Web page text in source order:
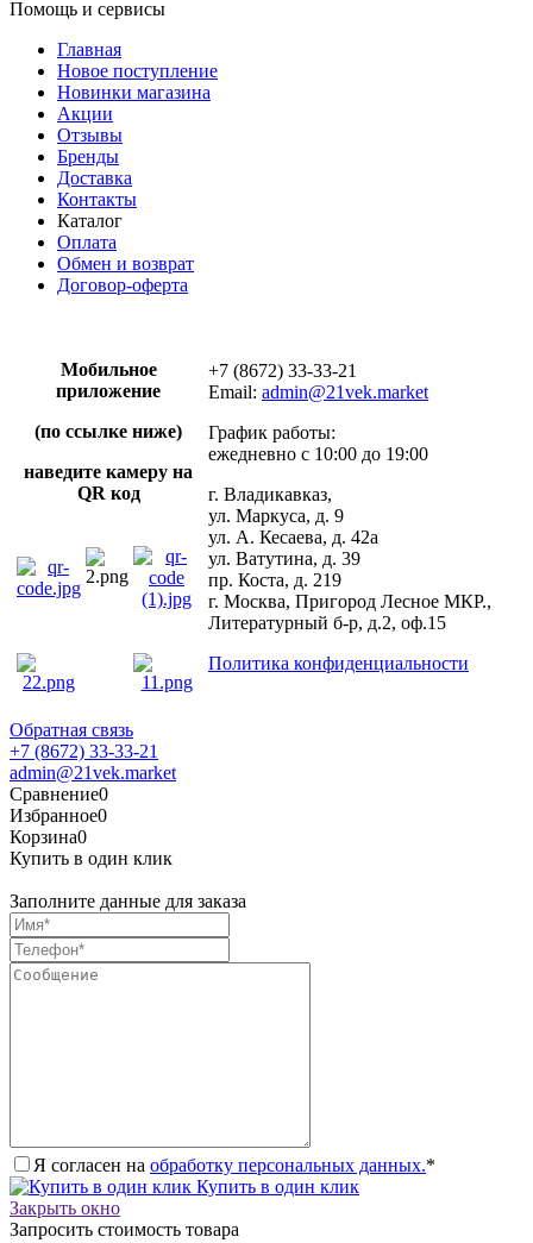
Помощь и сервисы
Главная
Новое поступление
Новинки магазина
Акции
Отзывы
Бренды
Доставка
Контакты
Каталог
Оплата
Обмен и возврат
Договор-оферта
Мобильное
приложение
(по ссылке ниже)
наведите камеру на
QR код
+7 (8672) 33-33-21
Email: admin@21vek.market
График работы:
ежедневно с 10:00 до 19:00
г. Владикавказ,
ул. Маркуса, д. 9
ул. А. Кесаева, д. 42а
ул. Ватутина, д. 39
пр. Коста, д. 219
г. Москва, Пригород Лесное МКР.,
Литературный б-р, д.2, оф.15
Политика конфиденциальности
Обратная связь
+7 (8672) 33-33-21
admin@21vek.market
Сравнение0
Избранное0
Корзина0
Купить в один клик
Заполните данные для заказа
Я согласен на обработку персональных данных.*
Купить в один клик
Закрыть окно
Запросить стоимость товара